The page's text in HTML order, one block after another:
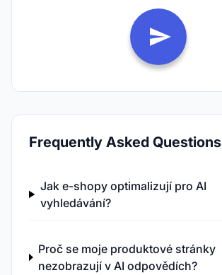
Frequently Asked Questions
Jak e-shopy optimalizují pro AI
vyhledávání?
Proč se moje produktové stránky
nezobrazují v AI odpovědích?